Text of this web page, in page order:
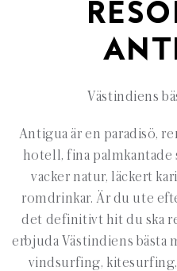
Västindiens
Antigua är en paradisö,
hotell, fina
vacker natur, läckert
romdrinkar. Är du ute
det definitivt hit du ska
erbjuda Västindiens
vindsurfing,